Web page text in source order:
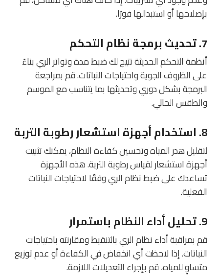
بإصلاحها أو استبدالها فورًا.
7. تحديث برمجة نظام التحكم
أنظمة التحكم الحديثة تتيح لك ضبط مدة وتواتر الري بناءً
على الظروف الجوية واحتياجات النباتات. قم بمراجعة
البرمجة بشكل دوري وتحديثها بما يتناسب مع الموسم
والطقس الحالي.
8. استخدام أجهزة استشعار رطوبة التربة
لتقليل هدر المياه وتحسين كفاءة النظام، يمكنك تثبيت
أجهزة استشعار لقياس رطوبة التربة. هذه الأجهزة
تساعدك على ضبط نظام الري وفقًا لاحتياجات النباتات
الفعلية.
9. تحليل أداء النظام باستمرار
قم بمراقبة أداء نظام الري بالتنقيط ومقارنته باحتياجات
النباتات. إذا لاحظت أي انخفاض في الكفاءة أو عدم توزيع
متساوٍ للمياه، قم بإجراء التعديلات اللازمة.